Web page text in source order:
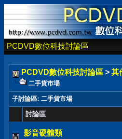
PCDVD數位科技討論區
PCDVD數位科技討論區 > 其
二手貨市場
子討論區: 二手貨市場
討論區
影音硬體類